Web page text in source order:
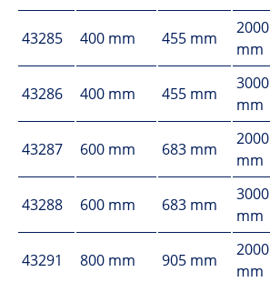
43285 400 mm 455 mm
2000
mm
43286 400 mm 455 mm
3000
mm
43287 600 mm 683 mm
2000
mm
43288 600 mm 683 mm
3000
mm
43291 800 mm 905 mm
2000
mm